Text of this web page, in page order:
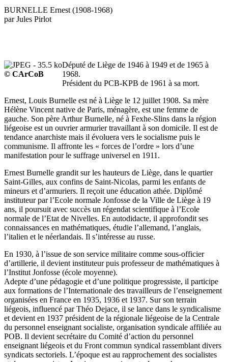
BURNELLE Ernest (1908-1968)
par Jules Pirlot
© CArCoB
Député de Liège de 1946 à 1949 et de 1965 à
1968.
Président du PCB-KPB de 1961 à sa mort.
Ernest, Louis Burnelle est né à Liège le 12 juillet 1908. Sa mère
Hélène Vincent native de Paris, ménagère, est une femme de
gauche. Son père Arthur Burnelle, né à Fexhe-Slins dans la région
liégeoise est un ouvrier armurier travaillant à son domicile. Il est de
tendance anarchiste mais il évoluera vers le socialisme puis le
communisme. Il affronte les « forces de l’ordre » lors d’une
manifestation pour le suffrage universel en 1911.
Ernest Burnelle grandit sur les hauteurs de Liège, dans le quartier
Saint-Gilles, aux confins de Saint-Nicolas, parmi les enfants de
mineurs et d’armuriers. Il reçoit une éducation athée. Diplômé
instituteur par l’Ecole normale Jonfosse de la Ville de Liège à 19
ans, il poursuit avec succès un régendat scientifique à l’Ecole
normale de l’Etat de Nivelles. En autodidacte, il approfondit ses
connaissances en mathématiques, étudie l’allemand, l’anglais,
l’italien et le néerlandais. Il s’intéresse au russe.
En 1930, à l’issue de son service militaire comme sous-officier
d’artillerie, il devient instituteur puis professeur de mathématiques à
l’Institut Jonfosse (école moyenne).
Adepte d’une pédagogie et d’une politique progressiste, il participe
aux formations de l’Internationale des travailleurs de l’enseignement
organisées en France en 1935, 1936 et 1937. Sur son terrain
liégeois, influencé par Théo Dejace, il se lance dans le syndicalisme
et devient en 1937 président de la régionale liégeoise de la Centrale
du personnel enseignant socialiste, organisation syndicale affiliée au
POB. Il devient secrétaire du Comité d’action du personnel
enseignant liégeois et du Front commun syndical rassemblant divers
syndicats sectoriels. L’époque est au rapprochement des socialistes